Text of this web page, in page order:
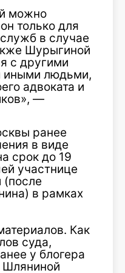
можно
только для
в случае
Шурыгиной
с другими
иными людьми,
адвоката и
—
ранее
в виде
срок до 19
участнице
в рамках
Как
суда,
у блогера